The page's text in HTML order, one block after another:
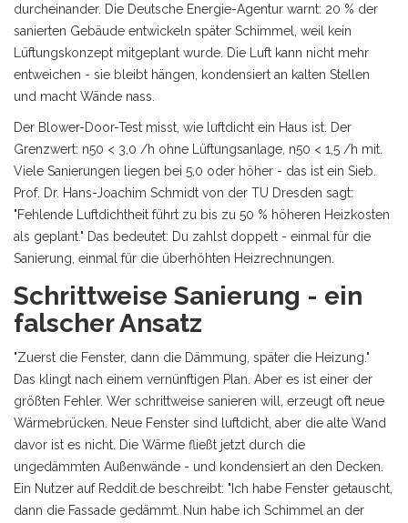
durcheinander. Die Deutsche Energie-Agentur warnt: 20 % der
sanierten Gebäude entwickeln später Schimmel, weil kein
Lüftungskonzept mitgeplant wurde. Die Luft kann nicht mehr
entweichen - sie bleibt hängen, kondensiert an kalten Stellen
und macht Wände nass.
Der Blower-Door-Test misst, wie luftdicht ein Haus ist. Der
Grenzwert: n50 < 3,0 /h ohne Lüftungsanlage, n50 < 1,5 /h mit.
Viele Sanierungen liegen bei 5,0 oder höher - das ist ein Sieb.
Prof. Dr. Hans-Joachim Schmidt von der TU Dresden sagt:
"Fehlende Luftdichtheit führt zu bis zu 50 % höheren Heizkosten
als geplant." Das bedeutet: Du zahlst doppelt - einmal für die
Sanierung, einmal für die überhöhten Heizrechnungen.
Schrittweise Sanierung - ein
falscher Ansatz
"Zuerst die Fenster, dann die Dämmung, später die Heizung."
Das klingt nach einem vernünftigen Plan. Aber es ist einer der
größten Fehler. Wer schrittweise sanieren will, erzeugt oft neue
Wärmebrücken. Neue Fenster sind luftdicht, aber die alte Wand
davor ist es nicht. Die Wärme fließt jetzt durch die
ungedämmten Außenwände - und kondensiert an den Decken.
Ein Nutzer auf Reddit.de beschreibt: "Ich habe Fenster getauscht,
dann die Fassade gedämmt. Nun habe ich Schimmel an der